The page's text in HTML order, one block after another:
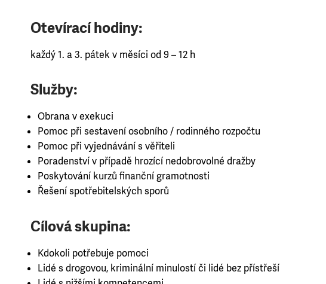
Otevírací hodiny:
každý 1. a 3. pátek v měsíci od 9 – 12 h
Služby:
Obrana v exekuci
Pomoc při sestavení osobního / rodinného rozpočtu
Pomoc při vyjednávání s věřiteli
Poradenství v případě hrozící nedobrovolné dražby
Poskytování kurzů finanční gramotnosti
Řešení spotřebitelských sporů
Cílová skupina:
Kdokoli potřebuje pomoci
Lidé s drogovou, kriminální minulostí či lidé bez přístřeší